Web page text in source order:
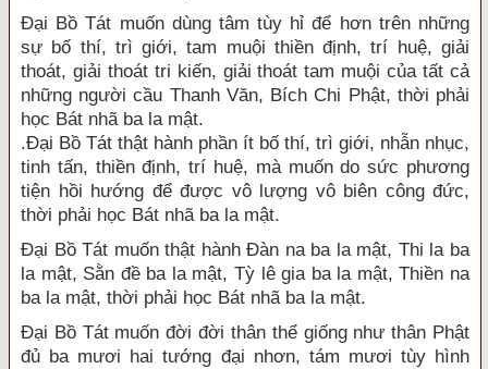
Đại Bồ Tát muốn dùng tâm tùy hỉ để hơn trên những
sự bố thí, trì giới, tam muội thiền định, trí huệ, giải
thoát, giải thoát tri kiến, giải thoát tam muội của tất cả
những người cầu Thanh Văn, Bích Chi Phật, thời phải
học Bát nhã ba la mật.
.Đại Bồ Tát thật hành phần ít bố thí, trì giới, nhẫn nhục,
tinh tấn, thiền định, trí huệ, mà muốn do sức phương
tiện hồi hướng để được vô lượng vô biên công đức,
thời phải học Bát nhã ba la mật.
Đại Bồ Tát muốn thật hành Đàn na ba la mật, Thi la ba
la mật, Sằn đề ba la mật, Tỳ lê gia ba la mật, Thiền na
ba la mật, thời phải học Bát nhã ba la mật.
Đại Bồ Tát muốn đời đời thân thể giống như thân Phật
đủ ba mươi hai tướng đại nhơn, tám mươi tùy hình